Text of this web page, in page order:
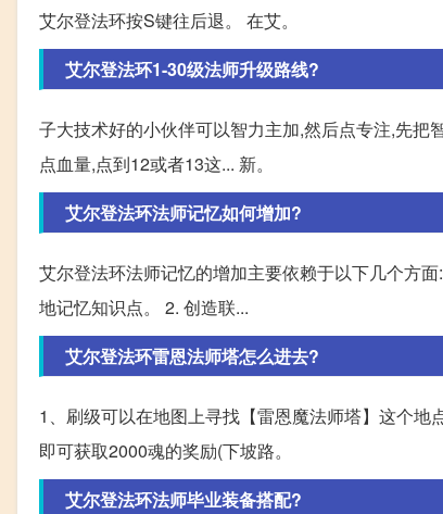
艾尔登法环按S键往后退。 在艾。
艾尔登法环1-30级法师升级路线?
子大技术好的小伙伴可以智力主加,然后点专注,先
点血量,点到12或者13这... 新。
艾尔登法环法师记忆如何增加?
艾尔登法环法师记忆的增加主要依赖于以下几个方
地记忆知识点。 2. 创造联...
艾尔登法环雷恩法师塔怎么进去?
1、刷级可以在地图上寻找【雷恩魔法师塔】这个
即可获取2000魂的奖励(下坡路。
艾尔登法环法师毕业装备搭配?